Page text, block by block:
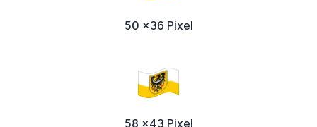
50 x36 Pixel
58 x43 Pixel